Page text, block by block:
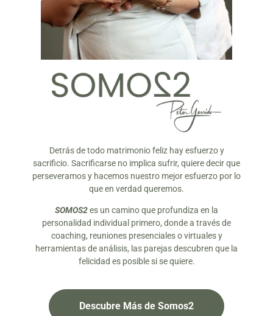
Detrás de todo matrimonio feliz hay esfuerzo y
sacrificio. Sacrificarse no implica sufrir, quiere decir que
perseveramos y hacemos nuestro mejor esfuerzo por lo
que en verdad queremos.
SOMOS2es un camino que profundiza en la
personalidad individual primero, donde a través de
coaching, reuniones presenciales o virtuales y
herramientas de análisis, las parejas descubren que la
felicidad es posible si se quiere.
Descubre Más de Somos2